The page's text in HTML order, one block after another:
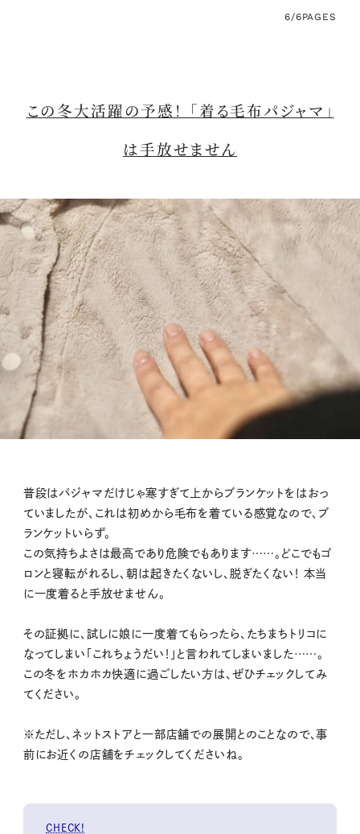
6/6PAGES
この冬大活躍の予感！ 「着る毛布パジャマ」
は手放せません
普段はパジャマだけじゃ寒すぎて上からブランケットをはおっ
ていましたが、これは初めから毛布を着ている感覚なので、ブ
ランケットいらず。
この気持ちよさは最高であり危険でもあります……。どこでもゴ
ロンと寝転がれるし、朝は起きたくないし、脱ぎたくない！ 本当
に一度着ると手放せません。
その証拠に、試しに娘に一度着てもらったら、たちまちトリコに
なってしまい「これちょうだい！」と言われてしまいました……。
この冬をホカホカ快適に過ごしたい方は、ぜひチェックしてみ
てください。
※ただし、ネットストアと一部店舗での展開とのことなので、事
前にお近くの店舗をチェックしてくださいね。
CHECK!